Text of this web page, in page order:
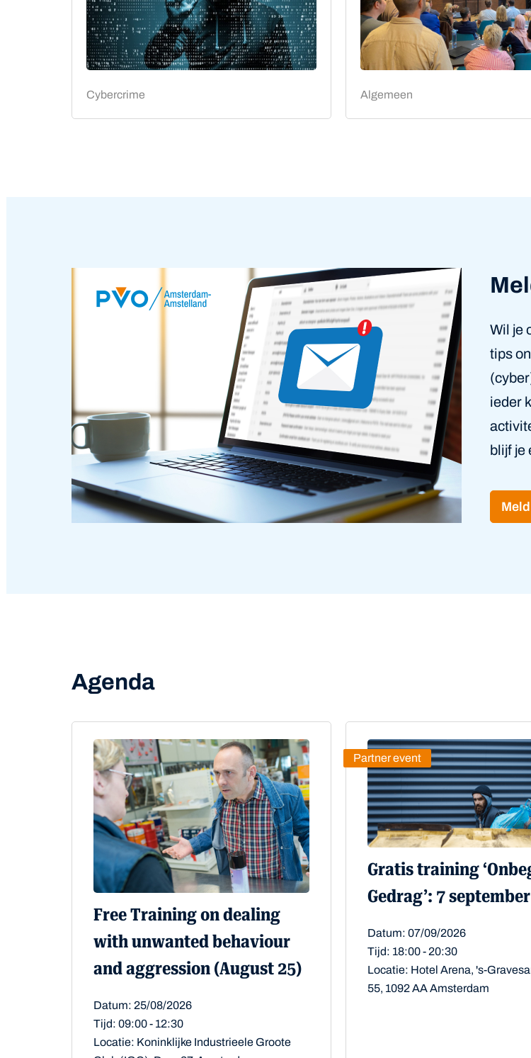
Cybercrime Algemeen
Wil je
tips
ieder
blijf je
Agenda
Free Training on dealing
with unwanted behaviour
and aggression (August 25)
Datum: 25/08/2026
Tijd: 09:00 - 12:30
Locatie: Koninklijke Industrieele Groote
Partner event
Gratis training
Gedrag’: 7
Datum: 07/09/2026
Tijd: 18:00 - 20:30
Locatie: Hotel Arena, 's-
55, 1092 AA Amsterdam